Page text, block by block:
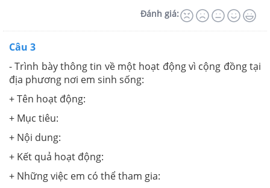
Đánh giá:
Câu 3
- Trình bày thông tin về một hoạt động vì cộng đồng tại
địa phương nơi em sinh sống:
+ Tên hoạt động:
+ Mục tiêu:
+ Nội dung:
+ Kết quả hoạt động:
+ Những việc em có thể tham gia: